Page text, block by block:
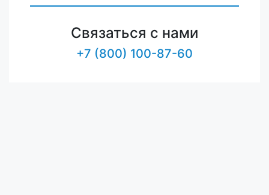
Связаться с нами
+7 (800) 100-87-60